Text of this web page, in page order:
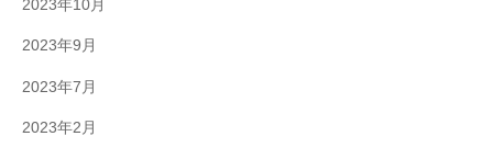
2023年10月
2023年9月
2023年7月
2023年2月